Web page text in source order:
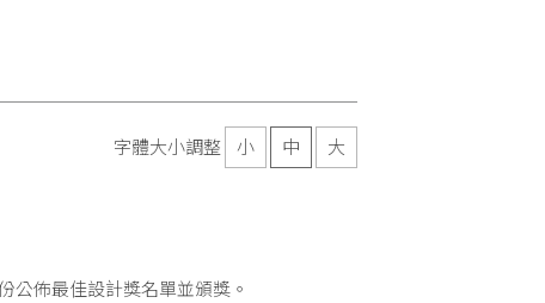
字體大小調整 小 中 大
公佈最佳設計獎名單並頒獎。